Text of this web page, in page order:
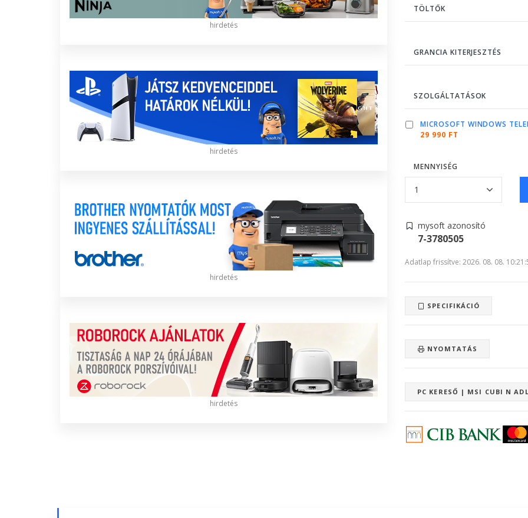
hirdetés
hirdetés
hirdetés
hirdetés
TÖLTŐK
GRANCIA KITERJESZTÉS
SZOLGÁLTATÁSOK
MICROSOFT WINDOWS
29 990 FT
MENNYISÉG
mysoft azonosító
7-3780505
Adatlap frissítve: 2026. 08. 08.
SPECIFIKÁCIÓ
NYOMTATÁS
PC KERESŐ | MSI CUBI N